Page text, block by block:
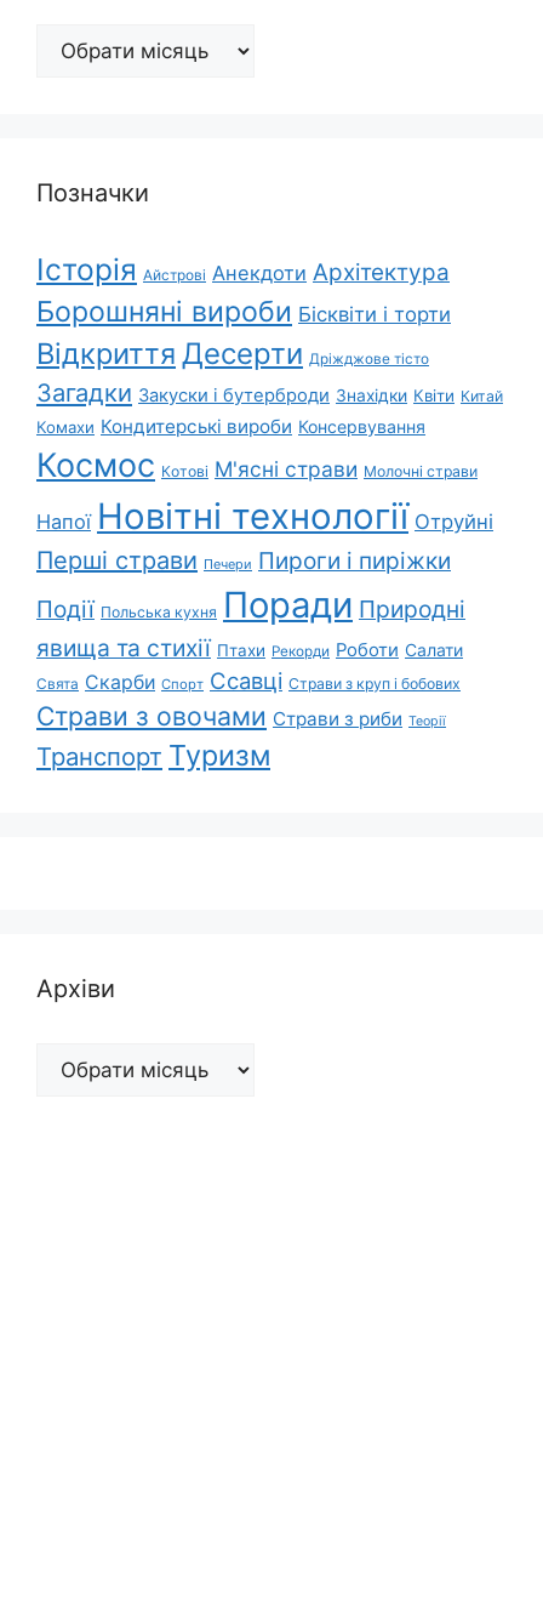
Архіви
Позначки
Історія Айстрові Анекдоти Архітектура
Борошняні вироби Бісквіти і торти
Відкриття Десерти Дріжджове тісто
Загадки Закуски і бутерброди Знахідки Квіти Китай
Комахи Кондитерські вироби Консервування
Космос Котові М'ясні страви Молочні страви
Напої Новітні технології Отруйні
Перші страви Печери Пироги і пиріжки
Події Польська кухня Поради Природні
явища та стихії Птахи Рекорди Роботи Салати
Свята Скарби Спорт Ссавці Страви з круп і бобових
Страви з овочами Страви з риби Теорії
Транспорт Туризм
Архіви
Архіви